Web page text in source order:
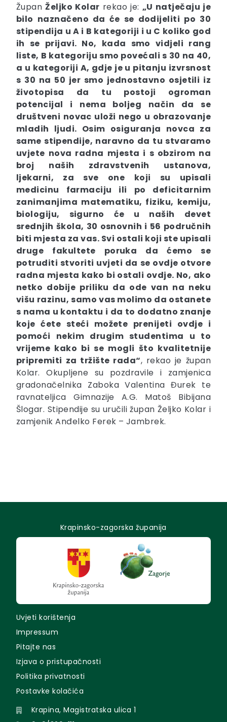
ŽupanŽeljko Kolar rekao je: „U natječaju je
bilo naznačeno da će se dodijeliti po 30
stipendija u A i B kategoriji i u C koliko god
ih se prijavi. No, kada smo vidjeli rang
liste, B kategoriju smo povećali s 30 na 40,
a u kategoriji A, gdje je u pitanju izvrsnost
s 30 na 50 jer smo jednostavno osjetili iz
životopisa da tu postoji ogroman
potencijal i nema boljeg način da se
društveni novac uloži nego u obrazovanje
mladih ljudi. Osim osiguranja novca za
same stipendije, naravno da tu stvaramo
uvjete nova radna mjesta i s obzirom na
broj naših zdravstvenih ustanova,
ljekarni, za sve one koji su upisali
medicinu farmaciju ili po deficitarnim
zanimanjima matematiku, fiziku, kemiju,
biologiju, sigurno će u naših devet
srednjih škola, 30 osnovnih i 56 područnih
biti mjesta za vas. Svi ostali koji ste upisali
druge fakultete poruka da ćemo se
potruditi stvoriti uvjeti da se ovdje otvore
radna mjesta kako bi ostali ovdje. No, ako
netko dobije priliku da ode van na neku
višu razinu, samo vas molimo da ostanete
s nama u kontaktu i da to dodatno znanje
koje ćete steći možete prenijeti ovdje i
pomoći nekim drugim studentima u to
vrijeme kako bi se mogli što kvalitetnije
pripremiti za tržište rada“, rekao je župan
Kolar. Okupljene su pozdravile i zamjenica
gradonačelnika Zaboka Valentina Đurek te
ravnateljica Gimnazije A.G. Matoš Bibijana
Šlogar. Stipendije su uručili župan Željko Kolar i
zamjenik Anđelko Ferek – Jambrek.
Krapinsko-zagorska županija
Uvjeti korištenja
Impressum
Pitajte nas
Izjava o pristupačnosti
Politika privatnosti
Postavke kolačića
Krapina, Magistratska ulica 1